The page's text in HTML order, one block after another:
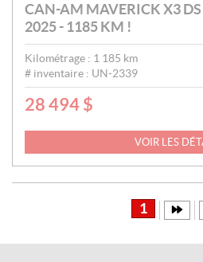
CAN-AM MAVERICK X3
2025 - 1185 KM !
Kilométrage : 1 185 km
# inventaire : UN-2339
P
X
28 494 $
VOIR LES
1